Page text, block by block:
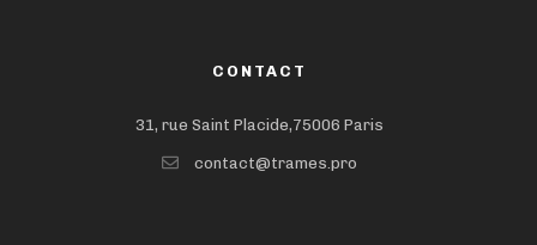
CONTACT
31, rue Saint Placide,75006 Paris
contact@trames.pro